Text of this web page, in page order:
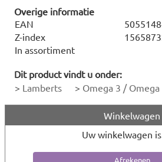
Overige informatie
EAN
Z-index
In assortiment
Dit product vindt u onder:
> Lamberts > Omega 3 /
Winkelwagen
Uw winkelwagen